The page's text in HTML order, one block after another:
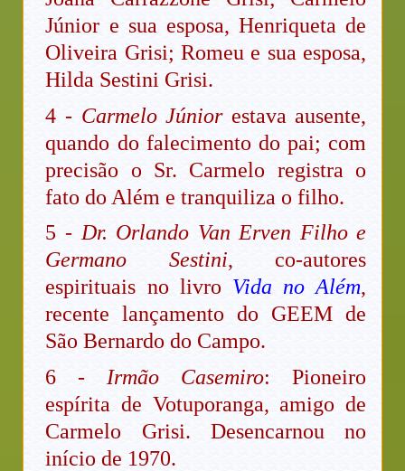
Júnior e sua esposa, Henriqueta de
Oliveira Grisi; Romeu e sua esposa,
Hilda Sestini Grisi.
4 - Carmelo Júniorestava ausente,
quando do falecimento do pai; com
precisão o Sr. Carmelo registra o
fato do Além e tranquiliza o filho.
5 - Dr. Orlando Van Erven Filho e
Germano Sestini, co-autores
espirituais no livro Vida no Além,
recente lançamento do GEEM de
São Bernardo do Campo.
6 - Irmão Casemiro: Pioneiro
espírita de Votuporanga, amigo de
Carmelo Grisi. Desencarnou no
início de 1970.